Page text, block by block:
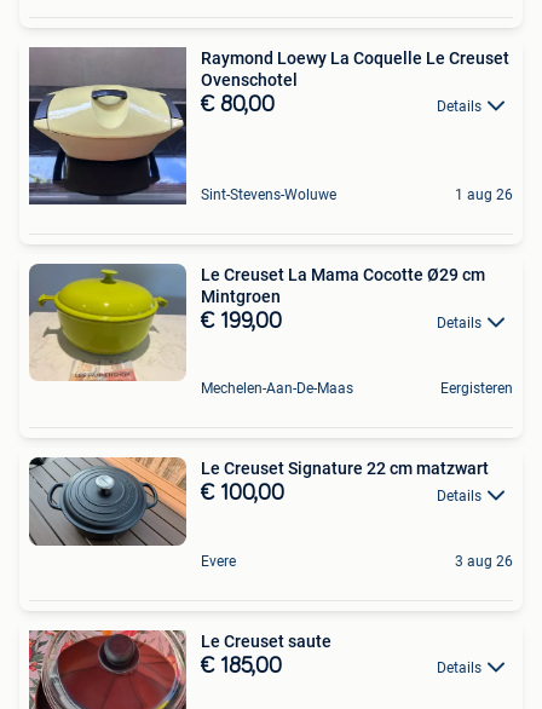
Raymond Loewy La Coquelle Le Creuset
Ovenschotel
€ 80,00 Details
Sint-Stevens-Woluwe 1 aug 26
Le Creuset La Mama Cocotte Ø29 cm
Mintgroen
€ 199,00 Details
Mechelen-Aan-De-Maas Eergisteren
Le Creuset Signature 22 cm matzwart
€ 100,00 Details
Evere 3 aug 26
Le Creuset saute
€ 185,00 Details